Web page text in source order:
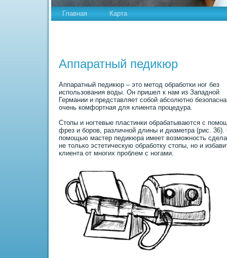
Главная Карта
Аппаратный педикюр
Аппаратный педикюр – это метод обработки ног без
использования воды. Он пpишел к нам из Западной
Германии и представляет собой абсолютно
очень комфортная для клиента процедура.
Стопы и ногтевые пластинки обрабатываются с
фрез и боров, различной длины и диаметра (pис. 36).
помощью мастер педикюра имеет возможность
не только эстетическую обработку стопы, но и
клиента от многих проблем с ногами.